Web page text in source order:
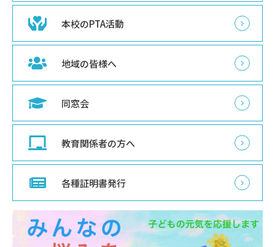
本校のPTA活動
地域の皆様へ
同窓会
教育関係者の方へ
各種証明書発行